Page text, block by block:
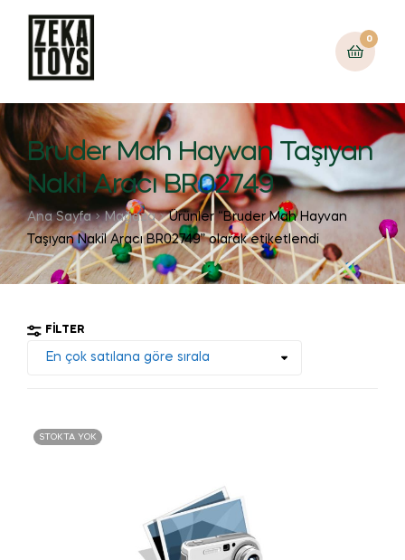
0
Bruder Mah Hayvan Taşıyan
Nakil Aracı BR02749
Ana Sayfa Mağaza
Ürünler “Bruder Mah Hayvan
Taşıyan Nakil Aracı BR02749” olarak etiketlendi
FILTER
STOKTA YOK